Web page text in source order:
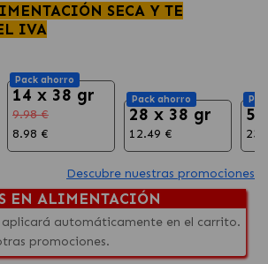
higiene dental diaria,
bucal de los perros grandes.
los perros adoran.
SECA Y TE
IVA
Pack ahorro
14 x 38 gr
9.98 €
8.98 €
Pack ahorro
28 x 38 gr
12.49 €
Descubre nuestras promociones
EN ALIMENTACIÓN
automáticamente en el carrito.
promociones.